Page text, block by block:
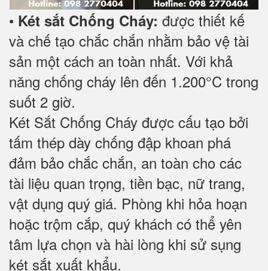
• Két sắt Chống Cháy: được thiết kế
và chế tạo chắc chắn nhằm bảo vệ tài
sản một cách an toàn nhất. Với khả
năng chống cháy lên đến 1.200°C trong
suốt 2 giờ.
Két Sắt Chống Cháy được cấu tạo bởi
tấm thép dày chống đập khoan phá
đảm bảo chắc chắn, an toàn cho các
tài liệu quan trọng, tiền bạc, nữ trang,
vật dụng quý giá. Phòng khi hỏa hoạn
hoặc trộm cắp, quý khách có thể yên
tâm lựa chọn và hài lòng khi sử sụng
két sắt xuất khẩu.